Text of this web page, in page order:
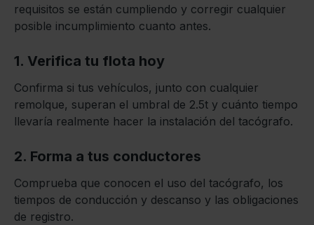
requisitos se están cumpliendo y corregir cualquier
posible incumplimiento cuanto antes.
1. Verifica tu flota hoy
Confirma si tus vehículos, junto con cualquier
remolque, superan el umbral de 2.5t y cuánto tiempo
llevaría realmente hacer la instalación del tacógrafo.
2. Forma a tus conductores
Comprueba que conocen el uso del tacógrafo, los
tiempos de conducción y descanso y las obligaciones
de registro.